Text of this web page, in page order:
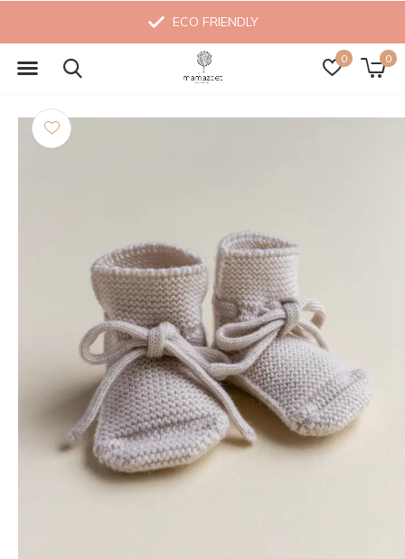
0 0
ECO FRIENDLY